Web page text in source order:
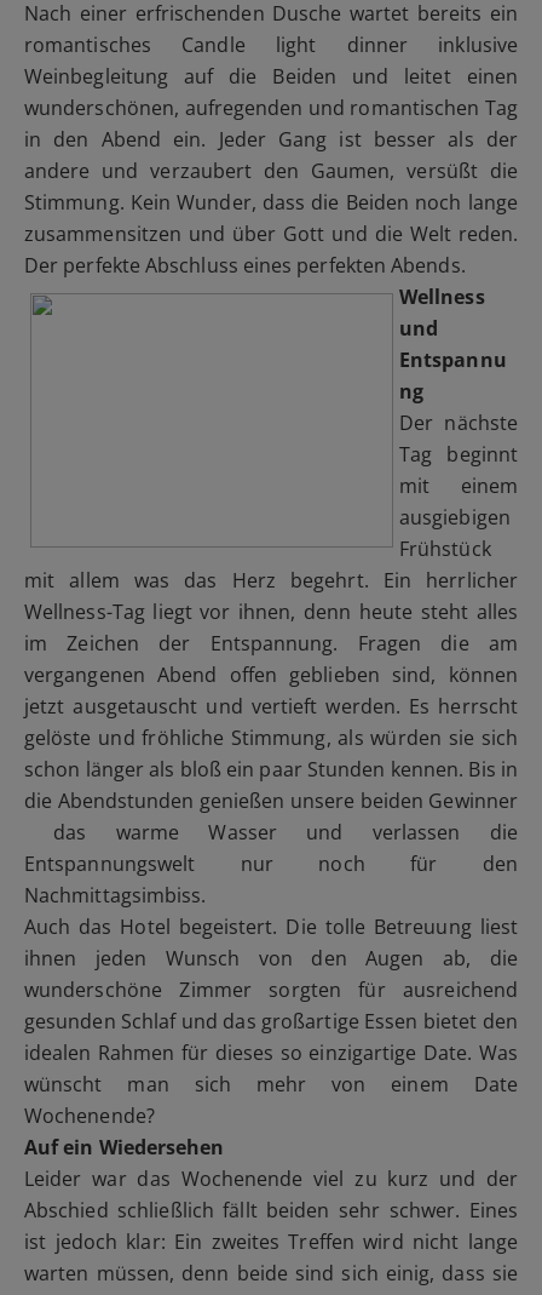
Nach einer erfrischenden Dusche wartet bereits ein
romantisches Candle light dinner inklusive
Weinbegleitung auf die Beiden und leitet einen
wunderschönen, aufregenden und romantischen Tag
in den Abend ein. Jeder Gang ist besser als der
andere und verzaubert den Gaumen, versüßt die
Stimmung. Kein Wunder, dass die Beiden noch lange
zusammensitzen und über Gott und die Welt reden.
Der perfekte Abschluss eines perfekten Abends.
Wellness
und
Entspannu
ng
Der nächste
Tag beginnt
mit einem
ausgiebigen
Frühstück
mit allem was das Herz begehrt. Ein herrlicher
Wellness-Tag liegt vor ihnen, denn heute steht alles
im Zeichen der Entspannung. Fragen die am
vergangenen Abend offen geblieben sind, können
jetzt ausgetauscht und vertieft werden. Es herrscht
gelöste und fröhliche Stimmung, als würden sie sich
schon länger als bloß ein paar Stunden kennen. Bis in
die Abendstunden genießen unsere beiden Gewinner
das warme Wasser und verlassen die
Entspannungswelt nur noch für den
Nachmittagsimbiss.
Auch das Hotel begeistert. Die tolle Betreuung liest
ihnen jeden Wunsch von den Augen ab, die
wunderschöne Zimmer sorgten für ausreichend
gesunden Schlaf und das großartige Essen bietet den
idealen Rahmen für dieses so einzigartige Date. Was
wünscht man sich mehr von einem Date
Wochenende?
Auf ein Wiedersehen
Leider war das Wochenende viel zu kurz und der
Abschied schließlich fällt beiden sehr schwer. Eines
ist jedoch klar: Ein zweites Treffen wird nicht lange
warten müssen, denn beide sind sich einig, dass sie